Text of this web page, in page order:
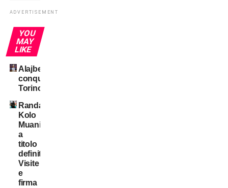
ADVERTISEMENT
YOU
MAY
LIKE
Alajbegovic
conquista
Torino
Randal
Kolo
Muani:
a
titolo
definitivo!
Visite
e
firma